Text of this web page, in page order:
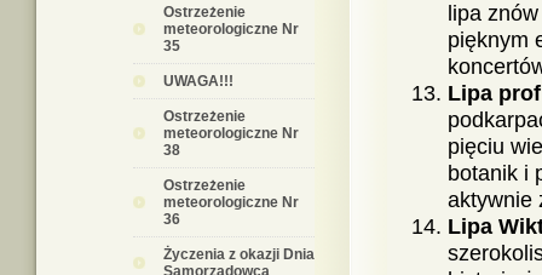
Ostrzeżenie
meteorologiczne Nr
35
UWAGA!!!
Ostrzeżenie
meteorologiczne Nr
38
Ostrzeżenie
meteorologiczne Nr
36
Życzenia z okazji Dnia
Samorządowca
lipa
pięknym
Lipa
pięciu
botanik i
aktywnie
Lipa